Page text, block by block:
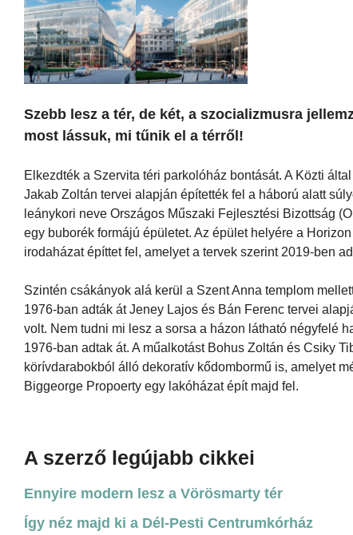
Szebb lesz a tér, de két, a szocializmusra
most lássuk, mi tűnik el a térről!
Elkezdték a Szervita téri parkolóház bontását. A Közti
Jakab Zoltán tervei alapján építették fel a háború alatt
leánykori neve Országos Műszaki Fejlesztési Bizottság
egy buborék formájú épületet. Az épület helyére a
irodaházat építtet fel, amelyet a tervek szerint 2019-ben
Szintén csákányok alá kerül a Szent Anna templom
1976-ban adták át Jeney Lajos és Bán Ferenc tervei
volt. Nem tudni mi lesz a sorsa a házon látható négyfelé
1976-ban adtak át. A műalkotást Bohus Zoltán és Csiky
körívdarabokból álló dekoratív kődombormű is, amelyet
Biggeorge Propoerty egy lakóházat épít majd fel.
A szerző legújabb cikkei
Ennyire modern lesz a Vörösmarty tér
Így néz majd ki a Dél-Pesti Centrumkórház